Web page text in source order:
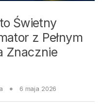
Świetny
z Pełnym
Znacznie
6 maja 2026